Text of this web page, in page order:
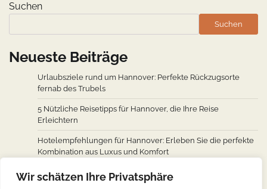
Wir schätzen Ihre Privatsphäre
Suchen
Suchen
Neueste Beiträge
Urlaubsziele rund um Hannover: Perfekte Rückzugsorte
fernab des Trubels
5 Nützliche Reisetipps für Hannover, die Ihre Reise
Erleichtern
Hotelempfehlungen für Hannover: Erleben Sie die perfekte
Kombination aus Luxus und Komfort
Wie man von den wichtigsten Städten weltweit nach
Hannover fliegt: Ein Überblick über Flugverbindungen